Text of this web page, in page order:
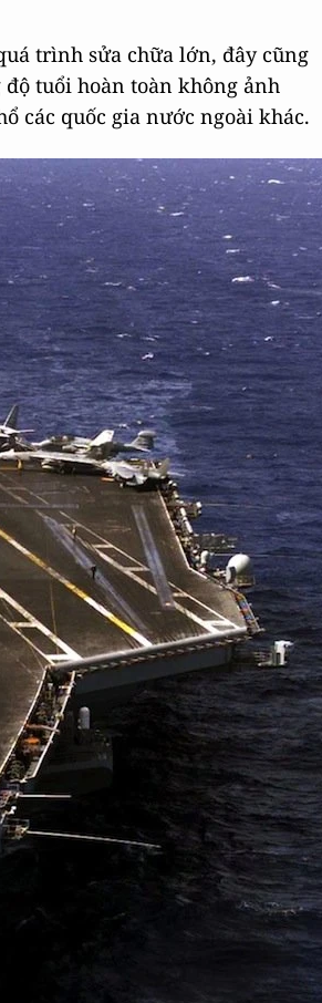
trình sửa chữa lớn, đây cũng
tuổi hoàn toàn không ảnh
các quốc gia nước ngoài khác.